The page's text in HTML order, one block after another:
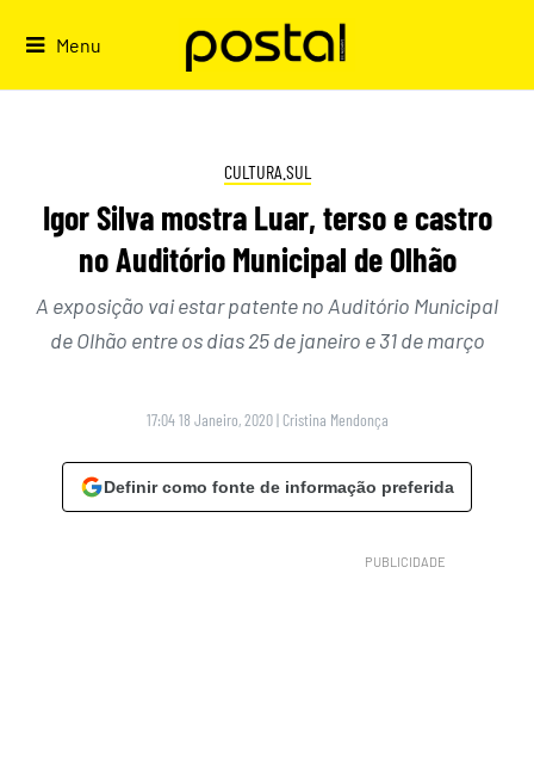
Menu
CULTURA.SUL
Igor Silva mostra Luar, terso e castro
no Auditório Municipal de Olhão
A exposição vai estar patente no Auditório Municipal
de Olhão entre os dias 25 de janeiro e 31 de março
17:04 18 Janeiro, 2020 | Cristina Mendonça
Definir como fonte de informação preferida